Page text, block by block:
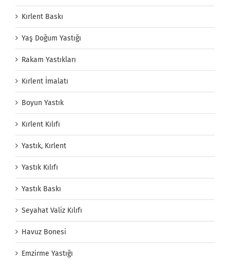
Kırlent Baskı
Yaş Doğum Yastığı
Rakam Yastıkları
Kırlent İmalatı
Boyun Yastık
Kırlent Kılıfı
Yastık, Kırlent
Yastık Kılıfı
Yastık Baskı
Seyahat Valiz Kılıfı
Havuz Bonesi
Emzirme Yastığı